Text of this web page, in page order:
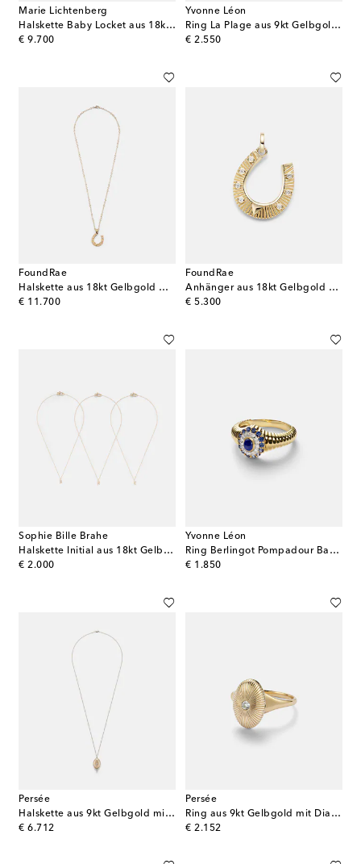
Marie Lichtenberg
Halskette Baby Locket aus 18kt Gelbgold mit Rubinen und Lapislazuli
€ 9.700
original price
Yvonne Léon
Ring La Plage aus 9kt Gelbgold mit Edelsteinen
€ 2.550
original price
FoundRae
Halskette aus 18kt Gelbgold mit Diamanten
€ 11.700
original price
FoundRae
Anhänger aus 18kt Gelbgold mit Diamanten
€ 5.300
original price
Sophie Bille Brahe
Halskette Initial aus 18kt Gelbgold mit Diamanten
€ 2.000
original price
Yvonne Léon
Ring Berlingot Pompadour Baby aus 9kt Gelbgold mit Edelsteinen
€ 1.850
original price
Persée
Halskette aus 9kt Gelbgold mit Diamanten
€ 6.712
original price
Persée
Ring aus 9kt Gelbgold mit Diamant
€ 2.152
original price